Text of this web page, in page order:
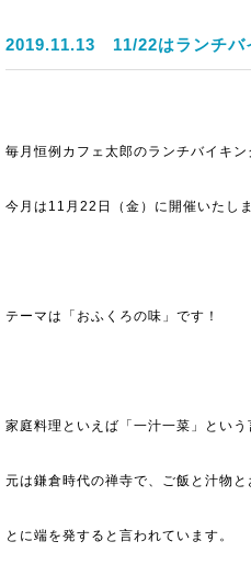
2019.11.13 11/22はランチバ
毎月恒例カフェ太郎のランチバイキン
今月は11月22日（金）に開催いたしま
テーマは「おふくろの味」です！
家庭料理といえば「一汁一菜」という
元は鎌倉時代の禅寺で、ご飯と汁物
とに端を発すると言われています。